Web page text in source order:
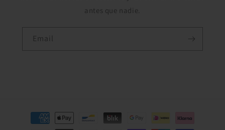
antes que nadie.
Email
Payment
methods